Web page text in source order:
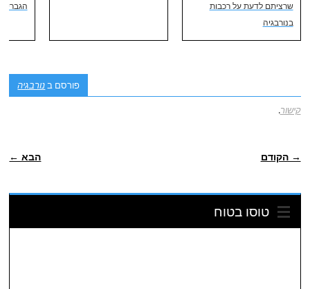
שרציתם לדעת על רכבות
בנורבגיה
הגברים
פורסם בנורבגיה
קישור.
→ הקודם הבא ←
טוסו בטוח